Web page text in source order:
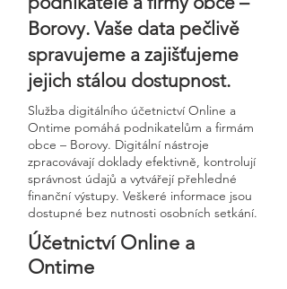
Borovy. Vaše data pečlivě
spravujeme a zajišťujeme
jejich stálou dostupnost.
Služba digitálního účetnictví Online a
Ontime pomáhá podnikatelům a firmám
obce – Borovy. Digitální nástroje
zpracovávají doklady efektivně, kontrolují
správnost údajů a vytvářejí přehledné
finanční výstupy. Veškeré informace jsou
dostupné bez nutnosti osobních setkání.
Účetnictví Online a
Ontime